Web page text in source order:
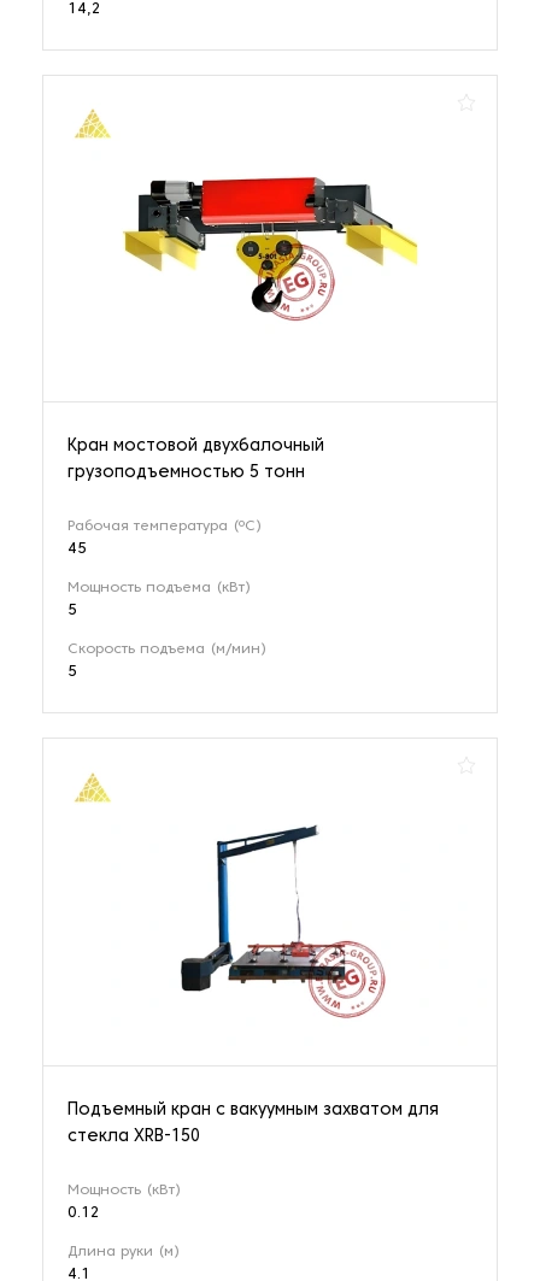
14,2
Кран мостовой двухбалочный
грузоподъемностью 5 тонн
Рабочая температура (ºС)
45
Мощность подъема (кВт)
5
Скорость подъема (м/мин)
5
Подъемный кран с вакуумным захватом для
стекла XRB-150
Мощность (кВт)
0.12
Длина руки (м)
4.1